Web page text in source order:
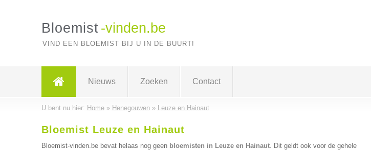
Bloemist -vinden.be
VIND EEN BLOEMIST BIJ U IN DE BUURT!
Nieuws Zoeken Contact
U bent nu hier: Home» Henegouwen» Leuze en Hainaut
Bloemist Leuze en Hainaut
Bloemist-vinden.be bevat helaas nog geen bloemisten in Leuze en Hainaut. Dit geldt ook voor de gehele